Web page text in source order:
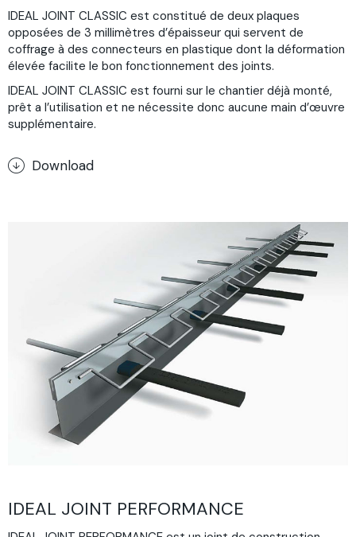
IDEAL JOINT CLASSIC est constitué de deux plaques
opposées de 3 millimètres d’épaisseur qui servent de
coffrage à des connecteurs en plastique dont la déformation
élevée facilite le bon fonctionnement des joints.
IDEAL JOINT CLASSIC est fourni sur le chantier déjà monté,
prêt a l’utilisation et ne nécessite donc aucune main d’œuvre
supplémentaire.
Download
IDEAL JOINT PERFORMANCE